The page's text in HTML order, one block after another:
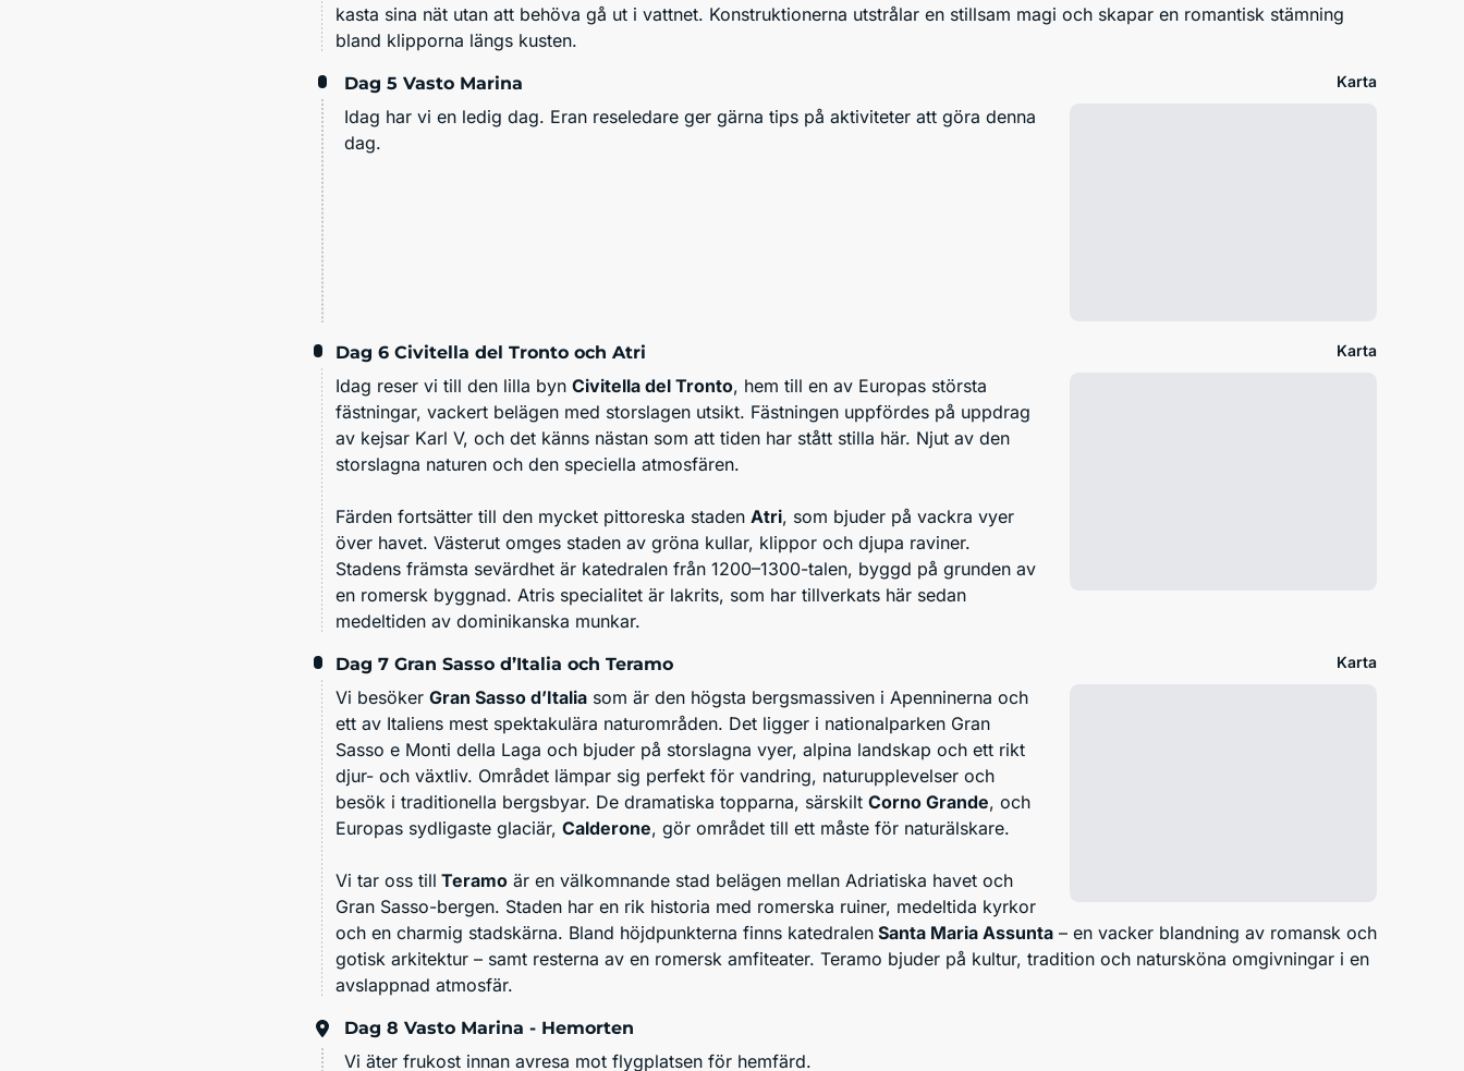
kasta sina nät utan att behöva gå ut i vattnet. Konstruktionerna utstrålar en stillsam magi och skapar en romantisk stämning
bland klipporna längs kusten.
Dag 5 Vasto Marina Karta
Idag har vi en ledig dag. Eran reseledare ger gärna tips på aktiviteter att göra denna
dag.
Dag 6 Civitella del Tronto och Atri Karta
Idag reser vi till den lilla byn Civitella del Tronto, hem till en av Europas största
fästningar, vackert belägen med storslagen utsikt. Fästningen uppfördes på uppdrag
av kejsar Karl V, och det känns nästan som att tiden har stått stilla här. Njut av den
storslagna naturen och den speciella atmosfären.
Färden fortsätter till den mycket pittoreska staden Atri, som bjuder på vackra vyer
över havet. Västerut omges staden av gröna kullar, klippor och djupa raviner.
Stadens främsta sevärdhet är katedralen från 1200–1300-talen, byggd på grunden av
en romersk byggnad. Atris specialitet är lakrits, som har tillverkats här sedan
medeltiden av dominikanska munkar.
Dag 7 Gran Sasso d’Italia och Teramo Karta
Vi besöker Gran Sasso d’Italia som är den högsta bergsmassiven i Apenninerna och
ett av Italiens mest spektakulära naturområden. Det ligger i nationalparken Gran
Sasso e Monti della Laga och bjuder på storslagna vyer, alpina landskap och ett rikt
djur- och växtliv. Området lämpar sig perfekt för vandring, naturupplevelser och
besök i traditionella bergsbyar. De dramatiska topparna, särskilt Corno Grande, och
Europas sydligaste glaciär, Calderone, gör området till ett måste för naturälskare.
Vi tar oss till Teramo är en välkomnande stad belägen mellan Adriatiska havet och
Gran Sasso-bergen. Staden har en rik historia med romerska ruiner, medeltida kyrkor
och en charmig stadskärna. Bland höjdpunkterna finns katedralen Santa Maria Assunta – en vacker blandning av romansk och
gotisk arkitektur – samt resterna av en romersk amfiteater. Teramo bjuder på kultur, tradition och natursköna omgivningar i en
avslappnad atmosfär.
Dag 8 Vasto Marina - Hemorten
Vi äter frukost innan avresa mot flygplatsen för hemfärd.